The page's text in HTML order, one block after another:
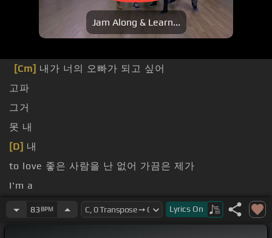
Jam Along & Learn...
[Cm] 내가 너의 오빠가 되고 싶어
고파
그거
못 내
[D] 내
to love 좋은 사람을 난 없어 가끔은 제가
I'm a
신경 쓰여 신경 쓰여 자꾸 나의
83 BPM Lyrics On